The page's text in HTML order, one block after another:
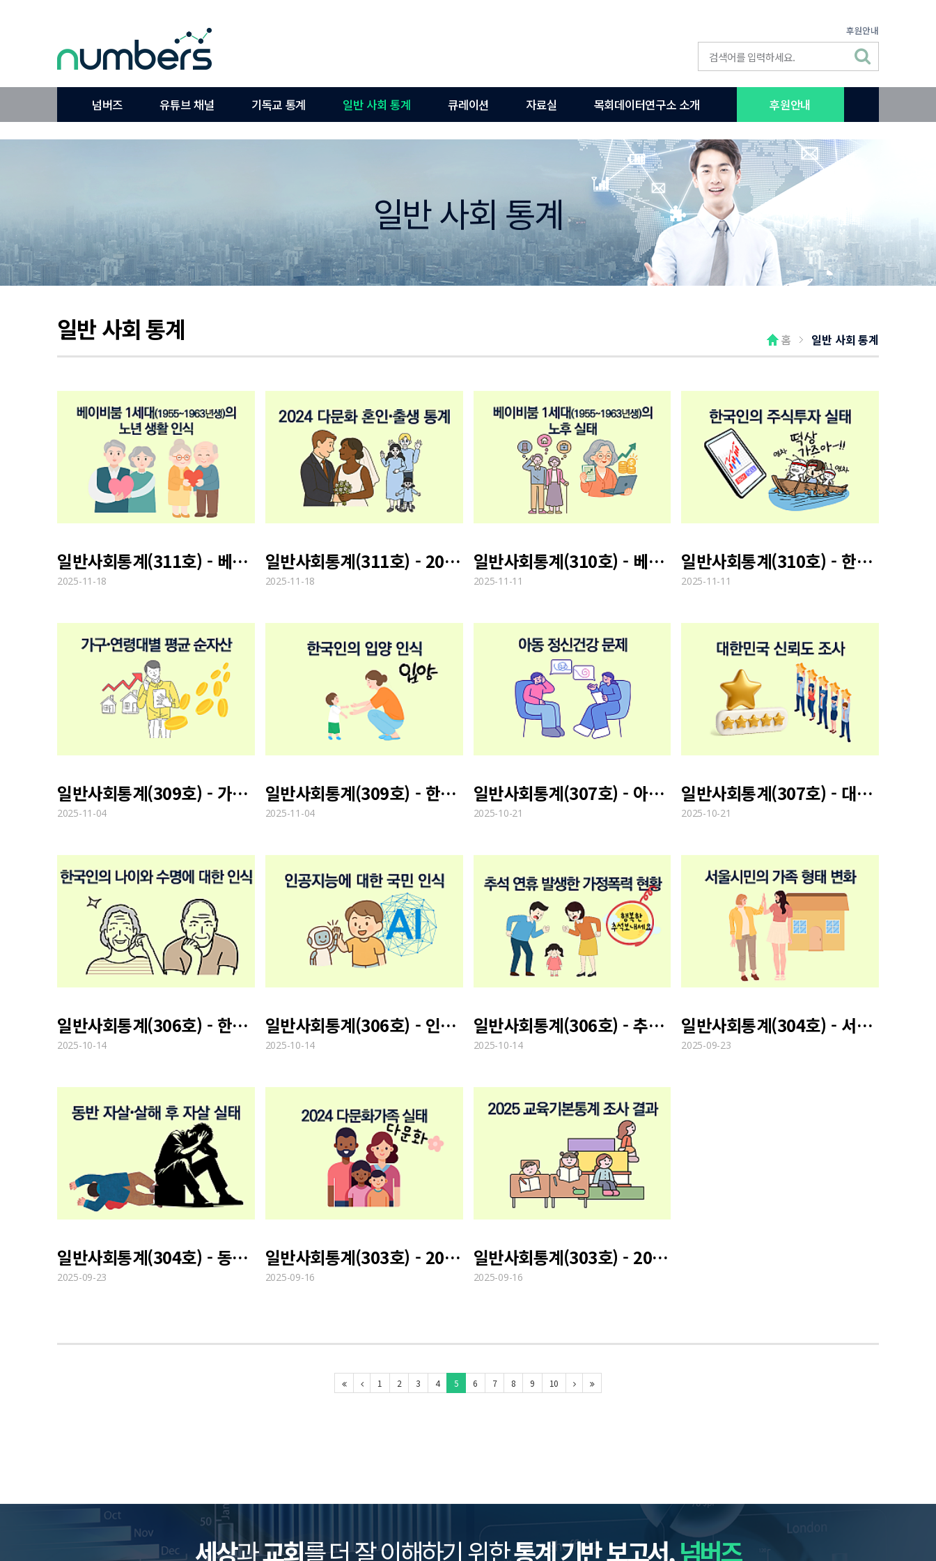
후원안내
넘버즈 유튜브 채널 기독교 통계 일반 사회 통계 큐레이션 자료실 목회데이터연구소 소개 후원안내
일반 사회 통계
일반 사회 통계 홈 일반 사회 통계
일반사회통계(311호) - 베이비붐 1세대(1955~1963년생)의 노년 생활 인식
2025-11-18
일반사회통계(311호) - 2024 다문화 혼인∙출생 통계
2025-11-18
일반사회통계(310호) - 베이비붐 1세대(1955~1963년생)의 노후 실태
2025-11-11
일반사회통계(310호) - 한국인의 주식투자 실태
2025-11-11
일반사회통계(309호) - 가구∙연령대별 평균 순자산
2025-11-04
일반사회통계(309호) - 한국인의 입양 인식
2025-11-04
일반사회통계(307호) - 아동 정신건강 문제
2025-10-21
일반사회통계(307호) - 대한민국 신뢰도 조사
2025-10-21
일반사회통계(306호) - 한국인의 나이와 수명에 대한 인식
2025-10-14
일반사회통계(306호) - 인공지능에 대한 국민 인식
2025-10-14
일반사회통계(306호) - 추석 연휴 발생한 가정폭력 현황
2025-10-14
일반사회통계(304호) - 서울시민의 가족 형태 변화
2025-09-23
일반사회통계(304호) - 동반 자살∙살해 후 자살 실태
2025-09-23
일반사회통계(303호) - 2024 다문화가족 실태
2025-09-16
일반사회통계(303호) - 2025 교육기본통계 조사 결과
2025-09-16
1 2 3 4 5 6 7 8 9 10
세상과교회를 더 잘 이해하기 위한통계 기반 보고서,넘버즈